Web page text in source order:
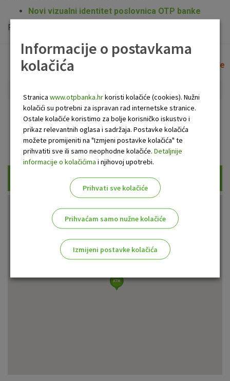
Novi vizualni identitet poslovnica OTP banke
Popis uplatno-isplatnih bankomata možete vidjeti
Lista poslovnica i bankomata Očisti filtere
Bankomat Poslovnica
Prikaži samo uplatne bankomate
Informacije o postavkama
kolačića
Stranica www.otpbanka.hrkoristi kolačiće (cookies). Nužni
kolačići su potrebni za ispravan rad internetske stranice.
Ostale kolačiće koristimo za bolje korisničko iskustvo i
prikaz relevantnih oglasa i sadržaja. Postavke kolačića
možete promijeniti na "Izmjeni postavke kolačića" te
prihvatiti sve ili samo neophodne kolačiće. Detaljnije
informacije o kolačićima i njihovoj upotrebi.
Prihvati sve kolačiće
Prihvaćam samo nužne kolačiće
Izmijeni postavke kolačića